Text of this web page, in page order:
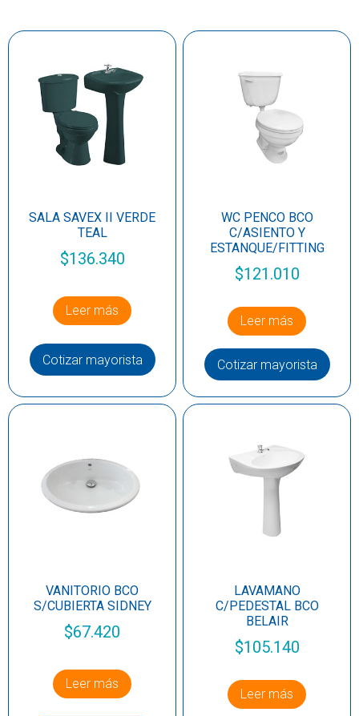
SALA SAVEX II VERDE
TEAL
$136.340
Leer más
Cotizar mayorista
WC PENCO BCO
C/ASIENTO Y
ESTANQUE/FITTING
$121.010
Leer más
Cotizar mayorista
VANITORIO BCO
S/CUBIERTA SIDNEY
$67.420
Leer más
LAVAMANO
C/PEDESTAL BCO
BELAIR
$105.140
Leer más